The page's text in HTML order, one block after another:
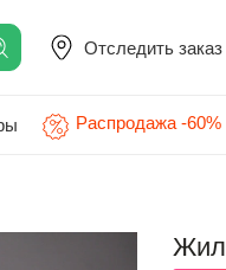
Отследить заказ
Распродажа -60%